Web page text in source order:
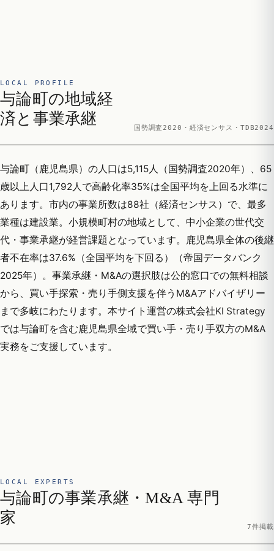
LOCAL PROFILE
与論町の地域経
済と事業承継
国勢調査2020・経済センサス・TDB2024
与論町（鹿児島県）の人口は5,115人（国勢調査2020年）、65
歳以上人口1,792人で高齢化率35%は全国平均を上回る水準に
あります。市内の事業所数は88社（経済センサス）で、最多
業種は建設業。小規模町村の地域として、中小企業の世代交
代・事業承継が経営課題となっています。鹿児島県全体の後継
者不在率は37.6%（全国平均を下回る）（帝国データバンク
2025年）。事業承継・M&Aの選択肢は公的窓口での無料相談
から、買い手探索・売り手側支援を伴うM&Aアドバイザリー
まで多岐にわたります。本サイト運営の株式会社KI Strategy
では与論町を含む鹿児島県全域で買い手・売り手双方のM&A
実務をご支援しています。
LOCAL EXPERTS
与論町の事業承継・M&A 専門
家
7件掲載